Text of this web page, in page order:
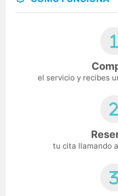
el servicio y recibes
tu cita llamando